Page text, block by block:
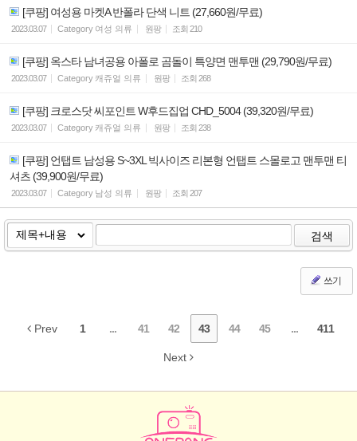
[쿠팡] 여성용 마켓A 반폴라 단색 니트 (27,660원/무료)
2023.03.07 Category 여성 의류 원팡 조회 210
[쿠팡] 옥스타 남녀공용 아폴로 곰돌이 특양면 맨투맨 (29,790원/무료)
2023.03.07 Category 캐쥬얼 의류 원팡 조회 268
[쿠팡] 크로스닷 씨포인트 W후드집업 CHD_5004 (39,320원/무료)
2023.03.07 Category 캐쥬얼 의류 원팡 조회 238
[쿠팡] 언탭트 남성용 S~3XL 빅사이즈 리본형 언탭트 스몰로고 맨투맨 티
셔츠 (39,900원/무료)
2023.03.07 Category 남성 의류 원팡 조회 207
검색
쓰기
Prev 1 ... 41 42 43 44 45 ... 411
Next